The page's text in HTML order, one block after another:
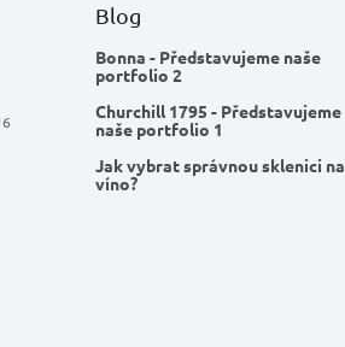
Blog
Bonna - Představujeme naše
portfolio 2
Churchill 1795 - Představujeme
naše portfolio 1
Jak vybrat správnou sklenici na
víno?